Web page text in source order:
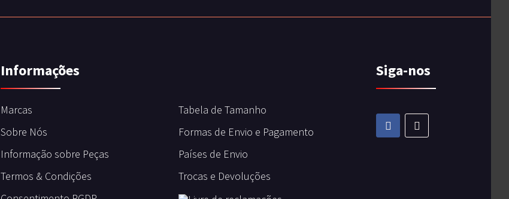
Informações
Marcas
Sobre Nós
Informação sobre Peças
Termos & Condições
Tabela de Tamanho
Formas de Envio e Pagamento
Países de Envio
Trocas e Devoluções
Siga-nos